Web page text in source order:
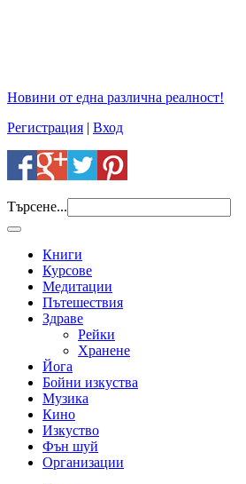
Новини от една различна реалност!
Регистрация | Вход
Търсене...
Книги
Курсове
Медитации
Пътешествия
Здраве
Рейки
Хранене
Йога
Бойни изкуства
Музика
Кино
Изкуство
Фън шуй
Организации